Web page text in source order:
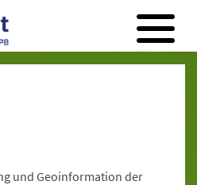
Paderborn
und Geoinformation der